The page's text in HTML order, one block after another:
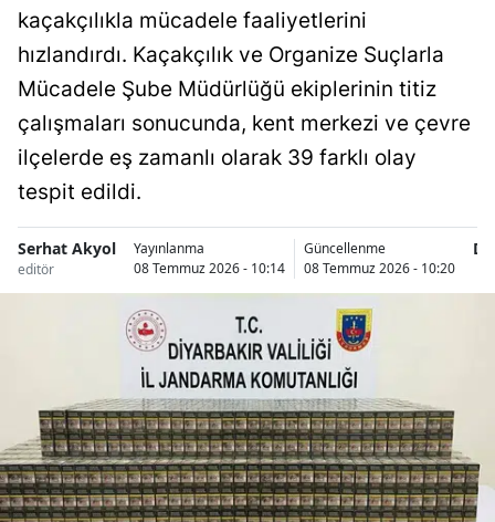
kaçakçılıkla mücadele faaliyetlerini
hızlandırdı. Kaçakçılık ve Organize Suçlarla
Mücadele Şube Müdürlüğü ekiplerinin titiz
çalışmaları sonucunda, kent merkezi ve çevre
ilçelerde eş zamanlı olarak 39 farklı olay
tespit edildi.
Serhat Akyol
editör
Yayınlanma
08 Temmuz 2026 - 10:14
Güncellenme
08 Temmuz 2026 - 10:20